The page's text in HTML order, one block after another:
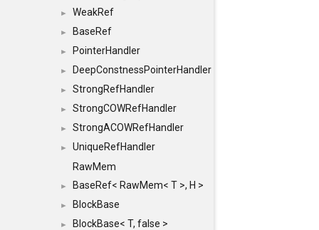
► WeakRef
► BaseRef
► PointerHandler
► DeepConstnessPointerHandler
► StrongRefHandler
► StrongCOWRefHandler
► StrongACOWRefHandler
►
UniqueRefHandler
RawMem
► BaseRef< RawMem< T >, H >
► BlockBase
► BlockBase< T, false >